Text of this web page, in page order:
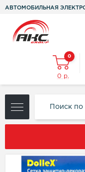
АВТОМОБИЛЬНАЯ
0
0 р.